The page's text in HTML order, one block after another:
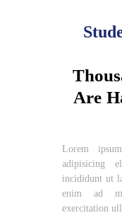
Are
Lorem
adipisicing
incididunt ut
enim ad
exercitation